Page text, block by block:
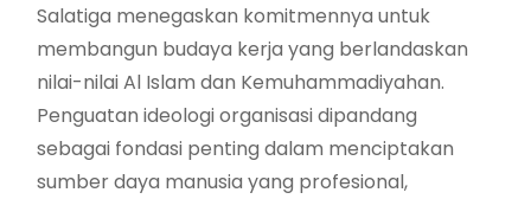
Salatiga menegaskan komitmennya untuk
membangun budaya kerja yang berlandaskan
nilai-nilai Al Islam dan Kemuhammadiyahan.
Penguatan ideologi organisasi dipandang
sebagai fondasi penting dalam menciptakan
sumber daya manusia yang profesional,